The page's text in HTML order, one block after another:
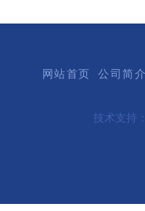
网站首页 公司简
技术支持